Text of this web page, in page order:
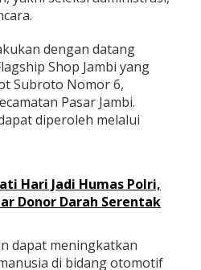
dengan datang
Shop Jambi yang
Subroto Nomor 6,
Pasar Jambi.
diperoleh melalui
Hari Jadi Humas Polri,
Donor Darah Serentak
dapat meningkatkan
di bidang otomotif